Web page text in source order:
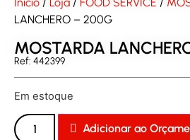
LANCHERO – 200G
MOSTARDA
Ref: 442399
Em estoque
Adicionar ao